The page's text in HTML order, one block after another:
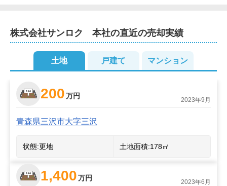
遠方にお住まいでご来店がむずかしい方には、オンライ
ンでのご相談も承っております。不動産に関することな
ら、いつでもご連絡ください。
2
2
株式会社サンロク　本社の直近の売却実績
土地 戸建て マンション
200万円 2023年9月
青森県三沢市大字三沢
状態:更地 土地面積:178㎡
1,400万円 2023年6月